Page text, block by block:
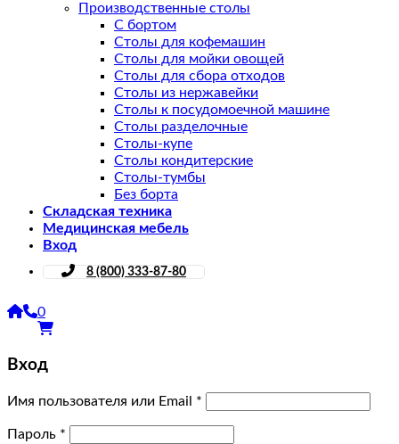
Производственные столы
С бортом
Столы для кофемашин
Столы для мойки овощей
Столы для сбора отходов
Столы из нержавейки
Столы к посудомоечной машине
Столы разделочные
Столы-купе
Столы кондитерские
Столы-тумбы
Без борта
Складская техника
Медицинская мебель
Вход
8 (800) 333-87-80
0
Вход
Имя пользователя или Email *
Пароль *